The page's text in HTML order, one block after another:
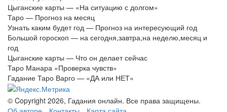
Цыганские карты — «На ситуацию с долгом»
Таро — Прогноз на месяц
Узнать каким будет год — Прогноз на интересующий год
Большой гороскоп — на сегодня,завтра,на неделю,месяц и
год
Цыганские карты — Что он делает сейчас
Таро Манара «Проверка чувств»
Гадание Таро Варго — «ДА или НЕТ»
© Copyright 2026, Гадания онлайн. Все права защищены.